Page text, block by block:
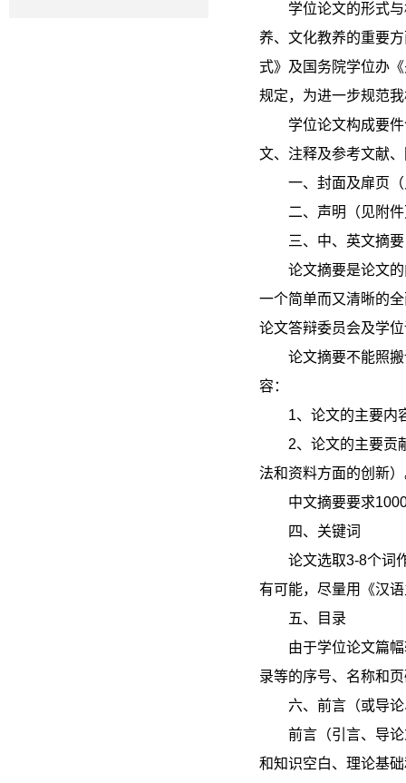
学位论文的形式
养、文化教养的重要
式》及国务院学位办
规定，为进一步规范
学位论文构成要
文、注释及参考文献
一、封面及扉页
二、声明（见附
三、中、英文摘要
论文摘要是论文
一个简单而又清晰的
论文答辩委员会及学
论文摘要不能照
容：
1、论文的主要内
2、论文的主要贡
法和资料方面的创新
中文摘要要求
四、关键词
论文选取3-8个词
有可能，尽量用《汉
五、目录
由于学位论文篇
录等的序号、名称和
六、前言（或导
前言（引言、导
和知识空白、理论基